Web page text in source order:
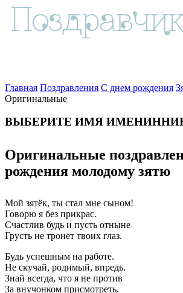
Главная Поздравления С днем рождения
Оригинальные
ВЫБЕРИТЕ ИМЯ
Оригинальные
рождения молодому зятю
Мой зятёк, ты стал мне сыном!
Говорю я без прикрас.
Счастлив будь и пусть отныне
Грусть не тронет твоих глаз.
Будь успешным на работе.
Не скучай, родимый, впредь.
Знай всегда, что я не против
За внучонком присмотреть.